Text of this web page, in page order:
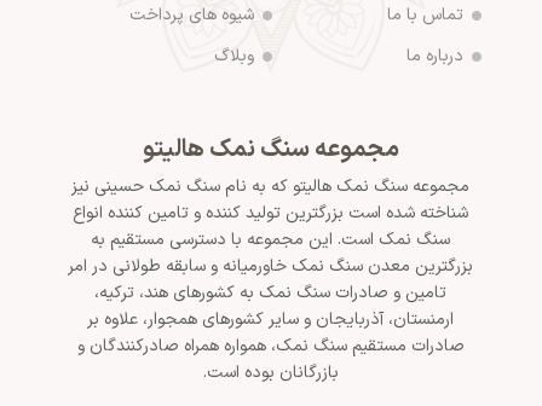
تماس با ما
درباره ما
شیوه های پرداخت
وبلاگ
مجموعه سنگ نمک هالیتو
مجموعه سنگ نمک هالیتو که به نام سنگ نمک حسینی نیز
شناخته شده است بزرگترین تولید کننده و تامین کننده انواع
سنگ نمک است. این مجموعه با دسترسی مستقیم به
بزرگترین معدن سنگ نمک خاورمیانه و سابقه طولانی در امر
تامین و صادرات سنگ نمک به کشورهای هند، ترکیه،
ارمنستان، آذربایجان و سایر کشورهای همجوار، علاوه بر
صادرات مستقیم سنگ نمک، همواره همراه صادرکنندگان و
بازرگانان بوده است.